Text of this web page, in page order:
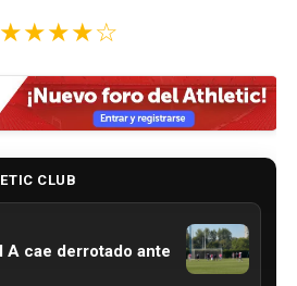
CLUB
A cae derrotado ante